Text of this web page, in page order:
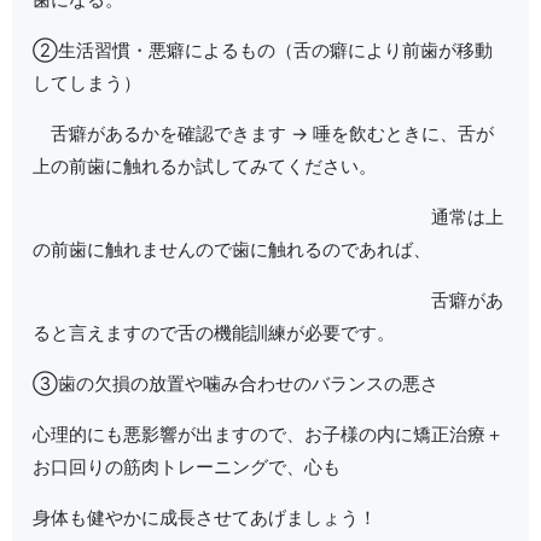
②生活習慣・悪癖によるもの（舌の癖により前歯が移動
してしまう）
舌癖があるかを確認できます → 唾を飲むときに、舌が
上の前歯に触れるか試してみてください。
通常は上
の前歯に触れませんので歯に触れるのであれば、
舌癖があ
ると言えますので舌の機能訓練が必要です。
③歯の欠損の放置や噛み合わせのバランスの悪さ
心理的にも悪影響が出ますので、お子様の内に矯正治療＋
お口回りの筋肉トレーニングで、心も
身体も健やかに成長させてあげましょう！